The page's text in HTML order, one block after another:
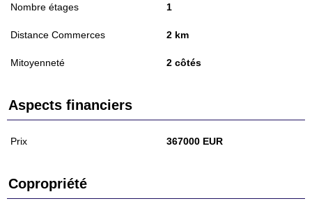
Nombre étages 1
Distance Commerces 2 km
Mitoyenneté 2 côtés
Aspects financiers
Prix 367000 EUR
Copropriété